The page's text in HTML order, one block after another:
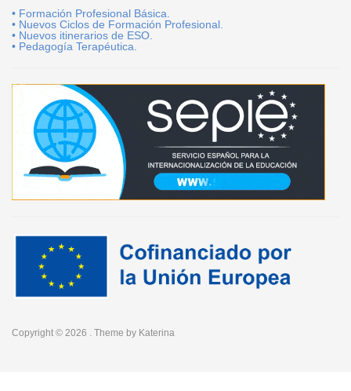
• Formación Profesional Básica.
• Nuevos Ciclos de Formación Profesional.
• Nuevos itinerarios de ESO.
• Pedagogía Terapéutica.
Copyright © 2026 . Theme by Katerina